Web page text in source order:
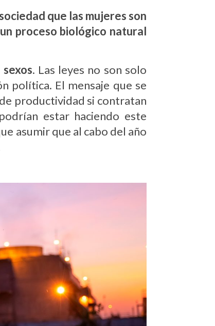
que las mujeres son
proceso biológico natural
. Las leyes no son solo
política. El mensaje que se
productividad si contratan
estar haciendo este
asumir que al cabo del año